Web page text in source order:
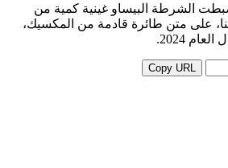
3 أسابيع ضبطت الشرطة البيساو غينية كمية من
طنا، على متن طائرة قادمة من المكسيك،
2024.
Copy URL